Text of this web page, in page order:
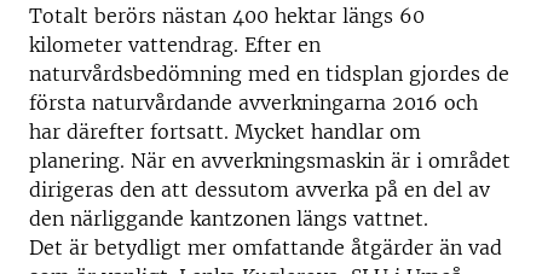
Totalt berörs nästan 400 hektar längs 60
kilometer vattendrag. Efter en
naturvårdsbedömning med en tidsplan gjordes de
första naturvårdande avverkningarna 2016 och
har därefter fortsatt. Mycket handlar om
planering. När en avverkningsmaskin är i området
dirigeras den att dessutom avverka på en del av
den närliggande kantzonen längs vattnet.
Det är betydligt mer omfattande åtgärder än vad